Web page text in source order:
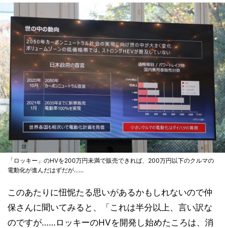
「ロッキー」のHVを200万円未満で販売できれば、200万円以下のクルマの
電動化が進んだはずだが……
このあたりに忸怩たる思いがあるかもしれないので仲
保さんに聞いてみると、「これは半分以上、言い訳な
のですが……ロッキーのHVを開発し始めたころは、消